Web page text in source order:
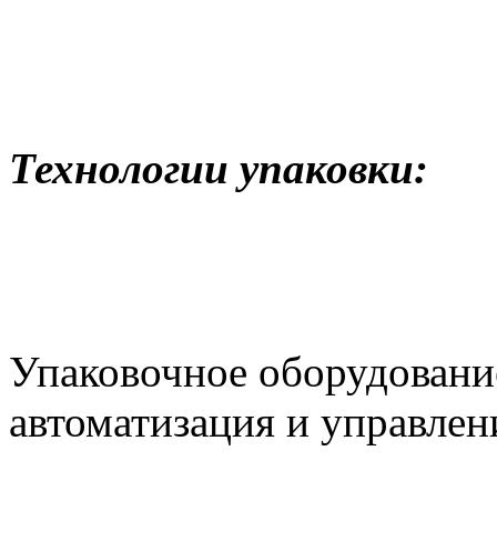
Технологии упаковки:
Упаковочное
автоматизация и